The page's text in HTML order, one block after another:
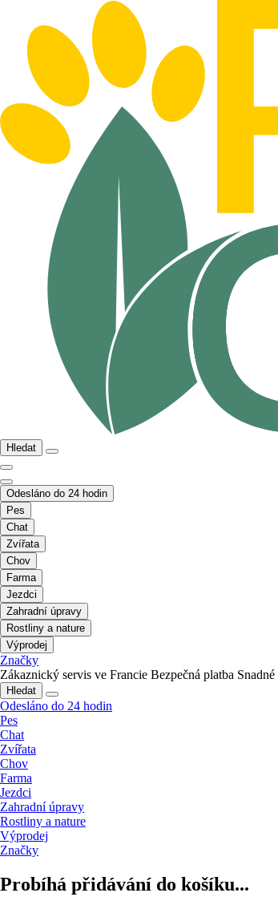
Hledat
Odesláno do 24 hodin
Pes
Chat
Zvířata
Chov
Farma
Jezdci
Zahradní úpravy
Rostliny a nature
Výprodej
Značky
Zákaznický servis ve Francie Bezpečná platba
Hledat
Odesláno do 24 hodin
Pes
Chat
Zvířata
Chov
Farma
Jezdci
Zahradní úpravy
Rostliny a nature
Výprodej
Značky
Probíhá přidávání do košíku...